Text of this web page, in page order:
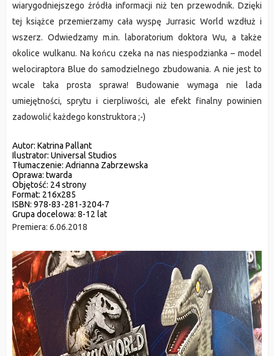
wiarygodniejszego źródła informacji niż ten przewodnik. Dzięki
tej książce przemierzamy cała wyspę Jurrasic World wzdłuż i
wszerz. Odwiedzamy m.in. laboratorium doktora Wu, a także
okolice wulkanu. Na końcu czeka na nas niespodzianka – model
welociraptora Blue do samodzielnego zbudowania. A nie jest to
wcale taka prosta sprawa! Budowanie wymaga nie lada
umiejętności, sprytu i cierpliwości, ale efekt finalny powinien
zadowolić każdego konstruktora ;-)
Autor: Katrina Pallant
Ilustrator: Universal Studios
Tłumaczenie: Adrianna Zabrzewska
Oprawa: twarda
Objętość: 24 strony
Format: 216x285
ISBN: 978-83-281-3204-7
Grupa docelowa: 8-12 lat
Premiera: 6.06.2018